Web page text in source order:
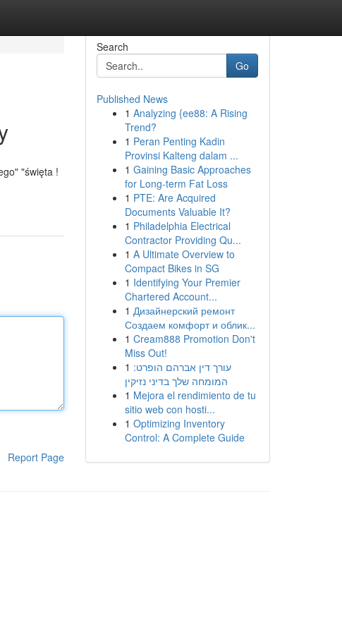
"święta !
Report Page
Search
Go
Published News
1 Analyzing {ee88: A Rising
Trend?
1 Peran Penting Kadin
Provinsi Kalteng dalam ...
1 Gaining Basic Approaches
for Long-term Fat Loss
1 PTE: Are Acquired
Documents Valuable It?
1 Philadelphia Electrical
Contractor Providing Qu...
1 A Ultimate Overview to
Compact Bikes in SG
1 Identifying Your Premier
Chartered Account...
1 Дизайнерский ремонт
Создаем комфорт и облик...
1 Cream888 Promotion Don't
Miss Out!
1 עורך דין אברהם הופרט:
המומחה שלך בדיני נזיקין
1 Mejora el rendimiento de tu
sitio web con hosti...
1 Optimizing Inventory
Control: A Complete Guide